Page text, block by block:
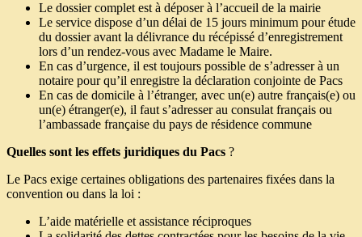
Le dossier complet est à déposer à l’accueil de la mairie
Le service dispose d’un délai de 15 jours minimum pour étude
du dossier avant la délivrance du récépissé d’enregistrement
lors d’un rendez-vous avec Madame le Maire.
En cas d’urgence, il est toujours possible de s’adresser à un
notaire pour qu’il enregistre la déclaration conjointe de Pacs
En cas de domicile à l’étranger, avec un(e) autre français(e) ou
un(e) étranger(e), il faut s’adresser au consulat français ou
l’ambassade française du pays de résidence commune
Quelles sont les effets juridiques du Pacs ?
Le Pacs exige certaines obligations des partenaires fixées dans la
convention ou dans la loi :
L’aide matérielle et assistance réciproques